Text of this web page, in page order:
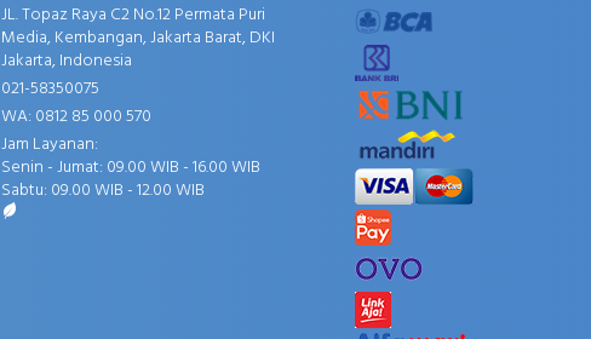
JL. Topaz Raya C2 No.12 Permata Puri
Media, Kembangan, Jakarta Barat, DKI
Jakarta, Indonesia
021-58350075
WA: 0812 85 000 570
Jam Layanan:
Senin - Jumat: 09.00 WIB - 16.00 WIB
Sabtu: 09.00 WIB - 12.00 WIB